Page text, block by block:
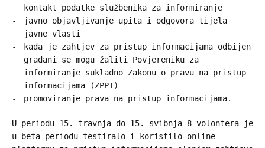
kontakt podatke službenika za informiranje
javno objavljivanje upita i odgovora tijela
javne vlasti
kada je zahtjev za pristup informacijama odbijen
građani se mogu žaliti Povjereniku za
informiranje sukladno Zakonu o pravu na pristup
informacijama (ZPPI)
promoviranje prava na pristup informacijama.
U periodu 15. travnja do 15. svibnja 8 volontera je
u beta periodu testiralo i koristilo online